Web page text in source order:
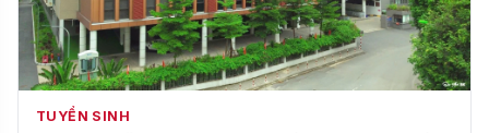
TUYỂN SINH